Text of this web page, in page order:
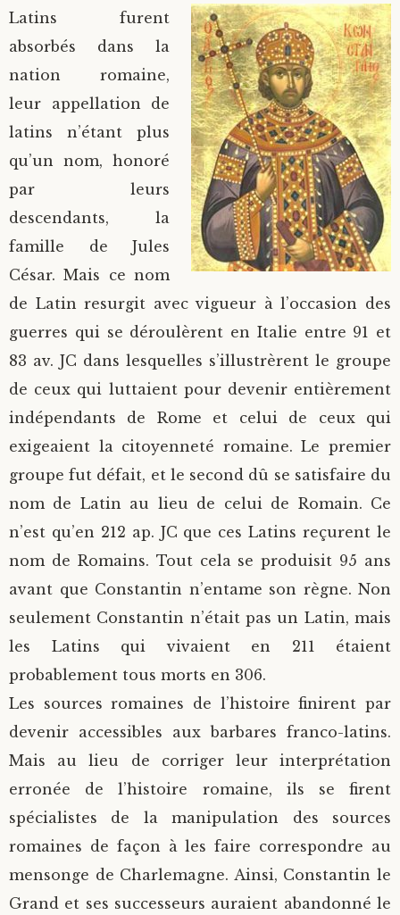
Latins furent
absorbés dans la
nation romaine,
leur appellation de
latins n’étant plus
qu’un nom, honoré
par leurs
descendants, la
famille de Jules
César. Mais ce nom
de Latin resurgit avec vigueur à l’occasion des
guerres qui se déroulèrent en Italie entre 91 et
83 av. JC dans lesquelles s’illustrèrent le groupe
de ceux qui luttaient pour devenir entièrement
indépendants de Rome et celui de ceux qui
exigeaient la citoyenneté romaine. Le premier
groupe fut défait, et le second dû se satisfaire du
nom de Latin au lieu de celui de Romain. Ce
n’est qu’en 212 ap. JC que ces Latins reçurent le
nom de Romains. Tout cela se produisit 95 ans
avant que Constantin n’entame son règne. Non
seulement Constantin n’était pas un Latin, mais
les Latins qui vivaient en 211 étaient
probablement tous morts en 306.
Les sources romaines de l’histoire finirent par
devenir accessibles aux barbares franco-latins.
Mais au lieu de corriger leur interprétation
erronée de l’histoire romaine, ils se firent
spécialistes de la manipulation des sources
romaines de façon à les faire correspondre au
mensonge de Charlemagne. Ainsi, Constantin le
Grand et ses successeurs auraient abandonné le